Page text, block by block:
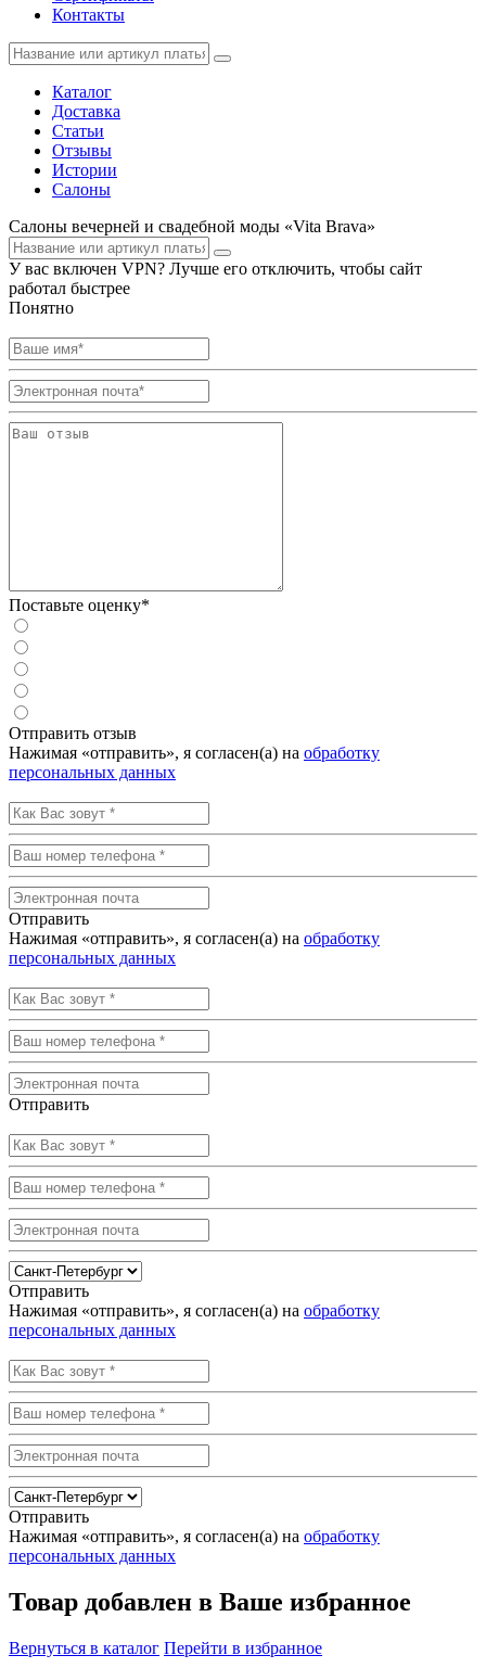
Контакты
Каталог
Доставка
Статьи
Отзывы
Истории
Салоны
Салоны вечерней и свадебной моды «Vita Brava»
У вас включен VPN? Лучше его отключить, чтобы сайт
работал быстрее
Понятно
Поставьте оценку*
Отправить отзыв
Нажимая «отправить», я согласен(а) на обработку
персональных данных
Отправить
Нажимая «отправить», я согласен(а) на обработку
персональных данных
Отправить
Отправить
Нажимая «отправить», я согласен(а) на обработку
персональных данных
Отправить
Нажимая «отправить», я согласен(а) на обработку
персональных данных
Товар добавлен в Ваше избранное
Вернуться в каталог Перейти в избранное